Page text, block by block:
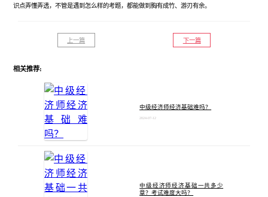
识点弄懂弄透，不管是遇到怎么样的考题，都能做到胸有成竹、游刃有余。
上一篇 下一篇
相关推荐:
中级经济师经济基础难吗？
2024-07-12
中级经济师经济基础一共多少
章？考试难度大吗？